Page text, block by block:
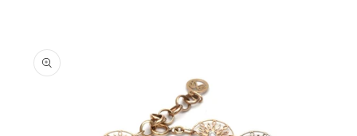
información